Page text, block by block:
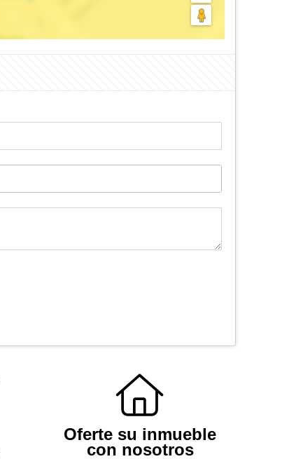
Oferte su inmueble
con nosotros